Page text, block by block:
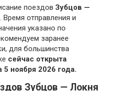
поездов Зубцов —
. Время отправления и
указано по
заранее
для большинства
сейчас открыта
ноября 2026 года.
Зубцов — Локня